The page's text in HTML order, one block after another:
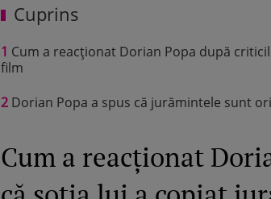
Cuprins
1 Cum a reacționat Dorian Popa după
film
2 Dorian Popa a spus că jurămintele sunt
Cum a reacționat